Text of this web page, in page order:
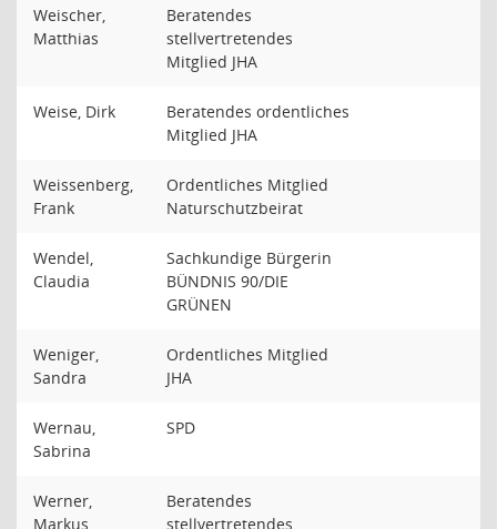
Weischer,
Matthias
Beratendes
stellvertretendes
Mitglied JHA
Weise, Dirk
Beratendes ordentliches
Mitglied JHA
Weissenberg,
Frank
Ordentliches Mitglied
Naturschutzbeirat
Wendel,
Claudia
Sachkundige Bürgerin
BÜNDNIS 90/DIE
GRÜNEN
Weniger,
Sandra
Ordentliches Mitglied
JHA
Wernau,
Sabrina
SPD
Werner,
Markus
Beratendes
stellvertretendes